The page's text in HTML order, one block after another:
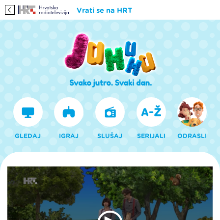
Vrati se na HRT
GLEDAJ IGRAJ SLUŠAJ SERIJALI ODRASLI